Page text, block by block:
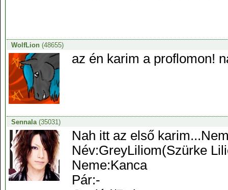
WolfLion(48655)
az én karim a proflomon!
Sennala(35031)
Nah itt az első
Név:GreyLiliom(Szürke
Neme:Kanca
Pár:-